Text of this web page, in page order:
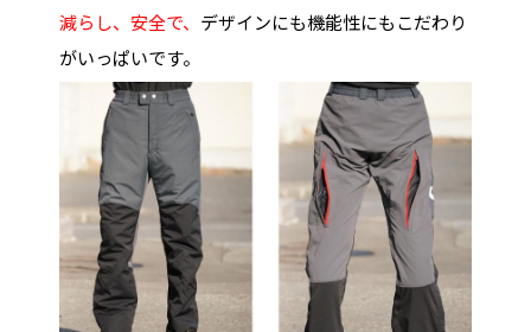
減らし、安全で、 デザインにも機能性にもこだわり
がいっぱいです。